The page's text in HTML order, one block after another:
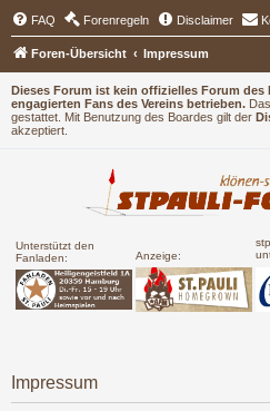
Dieses Forum ist kein offizielles Forum des
engagierten Fans des Vereins betrieben.
gestattet. Mit Benutzung des Boardes gilt der
akzeptiert.
Unterstützt den
Fanladen:
Anzeige:
FAQ Forenregeln Disclaimer
Foren-Übersicht Impressum
Impressum